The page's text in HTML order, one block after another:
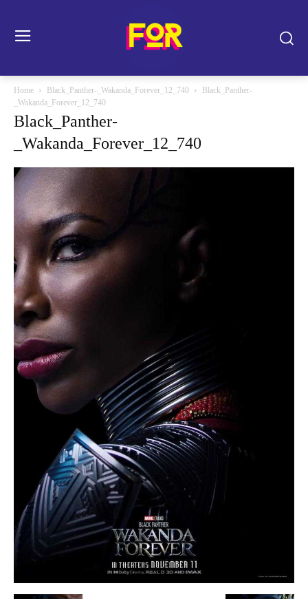
Home Black_Panther-_Wakanda_Forever_12_740
Black_Panther-
_Wakanda_Forever_12_740
Black_Panther-
_Wakanda_Forever_12_740